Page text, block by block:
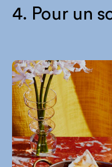
4. Pour un